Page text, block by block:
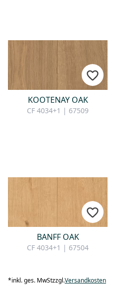
KOOTENAY OAK
CF 4034+1 | 67509
BANFF OAK
CF 4034+1 | 67504
*inkl. ges. MwStzzgl.Versandkosten